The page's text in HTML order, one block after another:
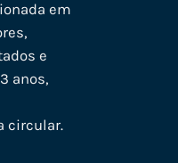
em
e
anos,
circular.